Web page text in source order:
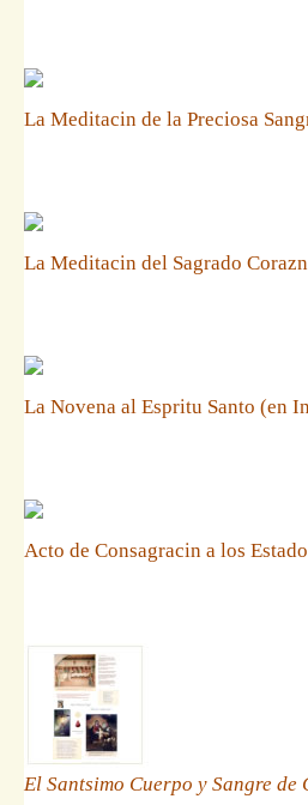
La Meditacin de la Preciosa
La Meditacin del Sagrado
La Novena al Espritu Santo (en
Acto de Consagracin a los
El Santsimo Cuerpo y Sangre de